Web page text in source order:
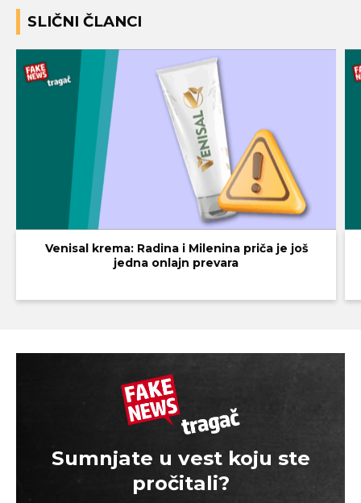
SLIČNI ČLANCI
Venisal krema: Radina i Milenina priča je još
jedna onlajn prevara
Sumnjate u vest koju ste
pročitali?